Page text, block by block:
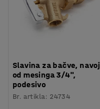
Slavina za bačve, navoj
od mesinga 3/4",
podesivo
Br. artikla: 24734